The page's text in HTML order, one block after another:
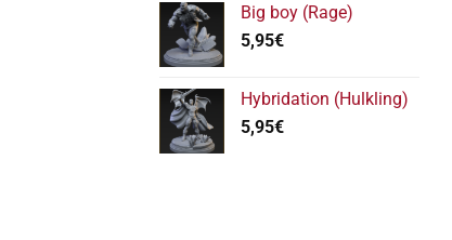
Big boy (Rage)
5,95€
Hybridation (Hulkling)
5,95€